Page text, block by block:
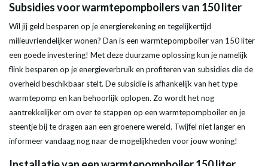
Subsidies voor warmtepompboilers van 150liter
Wil jij geld besparen op je energierekening en tegelijkertijd
milieuvriendelijker wonen? Dan is een warmtepompboilervan 150liter
een goede investering! Met deze duurzame oplossing kun je namelijk
flink besparen op je energieverbruik en profiteren van subsidies die de
overheid beschikbaar stelt. De subsidieis afhankelijk van het type
warmtepomp en kan behoorlijk oplopen. Zo wordt het nog
aantrekkelijker om over te stappen op een warmtepompboileren je
steentje bij te dragen aan een groenere wereld. Twijfel niet langer en
informeer vandaag nog naar de mogelijkheden voor jouw woning!